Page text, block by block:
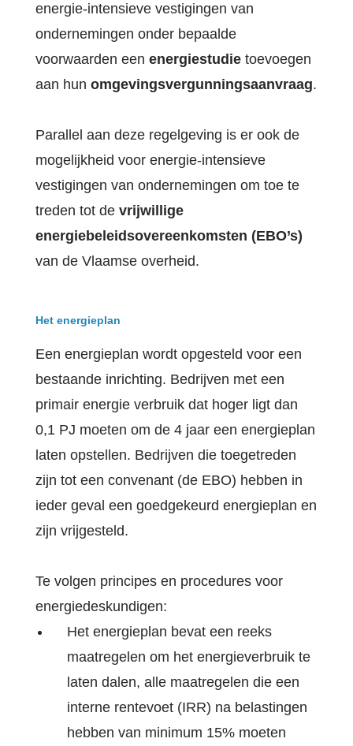
energie-intensieve vestigingen van
ondernemingen onder bepaalde
voorwaarden een energiestudietoevoegen
aan hun omgevingsvergunningsaanvraag.
Parallel aan deze regelgeving is er ook de
mogelijkheid voor energie-intensieve
vestigingen van ondernemingen om toe te
treden tot de vrijwillige
energiebeleidsovereenkomsten (EBO’s)
van de Vlaamse overheid.
Het energieplan
Een energieplan wordt opgesteld voor een
bestaande inrichting. Bedrijven met een
primair energie verbruik dat hoger ligt dan
0,1 PJ moeten om de 4 jaar een energieplan
laten opstellen. Bedrijven die toegetreden
zijn tot een convenant (de EBO) hebben in
ieder geval een goedgekeurd energieplan en
zijn vrijgesteld.
Te volgen principes en procedures voor
energiedeskundigen:
Het energieplan bevat een reeks
maatregelen om het energieverbruik te
laten dalen, alle maatregelen die een
interne rentevoet (IRR) na belastingen
hebben van minimum 15% moeten